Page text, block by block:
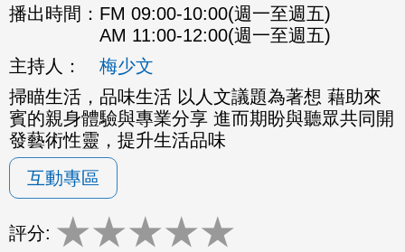
播出時間： FM 09:00-10:00(週一至週五)
AM 11:00-12:00(週一至週五)
主持人：
梅少文
掃瞄生活，品味生活 以人文議題為著想 藉助來
賓的親身體驗與專業分享 進而期盼與聽眾共同開
發藝術性靈，提升生活品味
互動專區
評分: ★★★★★